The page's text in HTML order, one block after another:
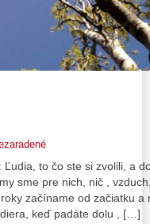
to čo ste si zvolili, a
sme pre nich, nič ,
začíname od začiatku
keď padáte dolu , […]